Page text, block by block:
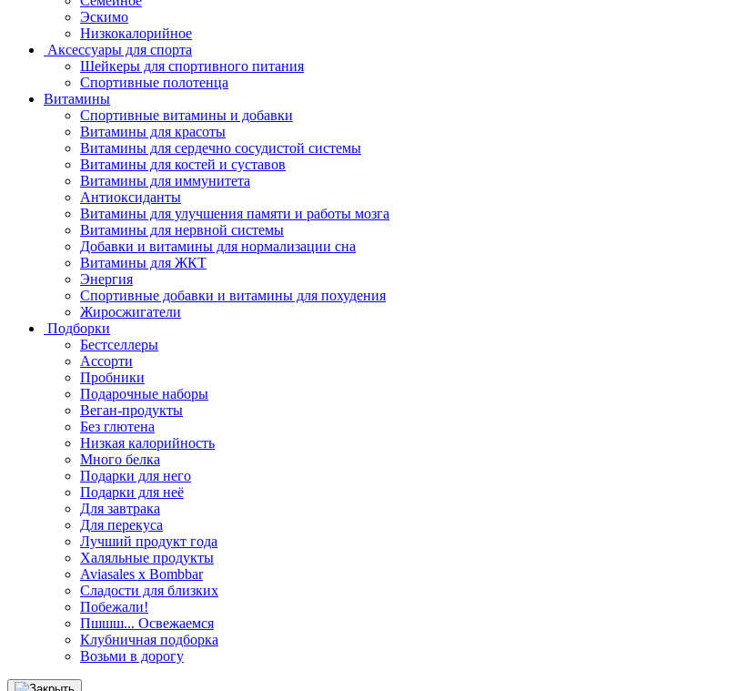
Эскимо
Низкокалорийное
Аксессуары для спорта
Шейкеры для спортивного питания
Спортивные полотенца
Витамины
Спортивные витамины и добавки
Витамины для красоты
Витамины для сердечно сосудистой системы
Витамины для костей и суставов
Витамины для иммунитета
Антиоксиданты
Витамины для улучшения памяти и работы мозга
Витамины для нервной системы
Добавки и витамины для нормализации сна
Витамины для ЖКТ
Энергия
Спортивные добавки и витамины для похудения
Жиросжигатели
Подборки
Бестселлеры
Ассорти
Пробники
Подарочные наборы
Веган-продукты
Без глютена
Низкая калорийность
Много белка
Подарки для него
Подарки для неё
Для завтрака
Для перекуса
Лучший продукт года
Халяльные продукты
Aviasales x Bombbar
Сладости для близких
Побежали!
Пшшш... Освежаемся
Клубничная подборка
Возьми в дорогу